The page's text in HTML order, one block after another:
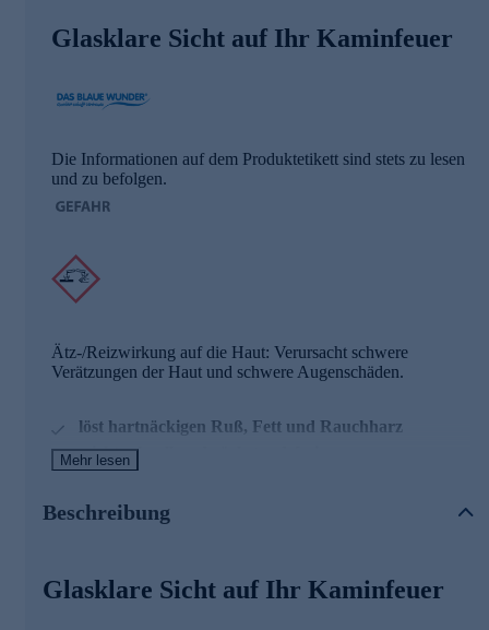
Glasklare Sicht auf Ihr Kaminfeuer
Die Informationen auf dem Produktetikett sind stets zu lesen
und zu befolgen.
Ätz-/Reizwirkung auf die Haut: Verursacht schwere
Verätzungen der Haut und schwere Augenschäden.
löst hartnäckigen Ruß, Fett und Rauchharz
wirkt schnell und rückstandsfrei
Verbrennung entstehen zwangsläufig Ruß, Rauchharze,
Mehr lesen
Beschreibung
Glasklare Sicht auf Ihr Kaminfeuer